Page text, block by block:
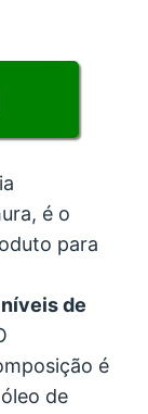
é o
para
de
é
de